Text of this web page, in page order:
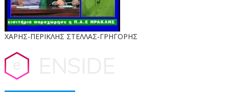
ΧΑΡΗΣ-ΠΕΡΙΚΛΗΣ ΣΤΕΛΛΑΣ-ΓΡΗΓΟΡΗΣ